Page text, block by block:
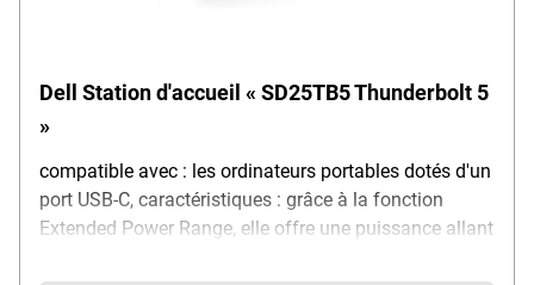
Dell Station d'accueil « SD25TB5 Thunderbolt 5
»
compatible avec : les ordinateurs portables dotés d'un
port USB-C, caractéristiques : grâce à la fonction
Extended Power Range, elle offre une puissance allant